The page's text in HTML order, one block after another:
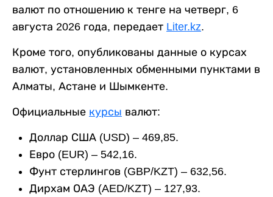
валют по отношению к тенге на четверг, 6
августа 2026 года, передает Liter.kz.
Кроме того, опубликованы данные о курсах
валют, установленных обменными пунктами в
Алматы, Астане и Шымкенте.
Официальные курсы валют:
Доллар США (USD) – 469,85.
Евро (EUR) – 542,16.
Фунт стерлингов (GBP/KZT) – 632,56.
Дирхам ОАЭ (AED/KZT) – 127,93.